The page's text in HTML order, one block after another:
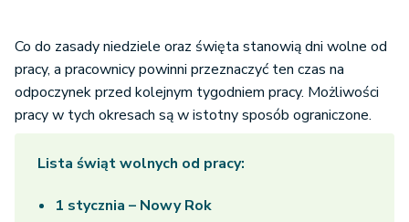
Co do zasady niedziele oraz święta stanowią dni wolne od
pracy, a pracownicy powinni przeznaczyć ten czas na
odpoczynek przed kolejnym tygodniem pracy. Możliwości
pracy w tych okresach są w istotny sposób ograniczone.
Lista świąt wolnych od pracy:
1 stycznia – Nowy Rok